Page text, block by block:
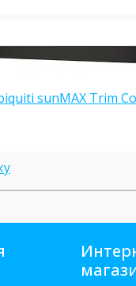
sunMAX Trim